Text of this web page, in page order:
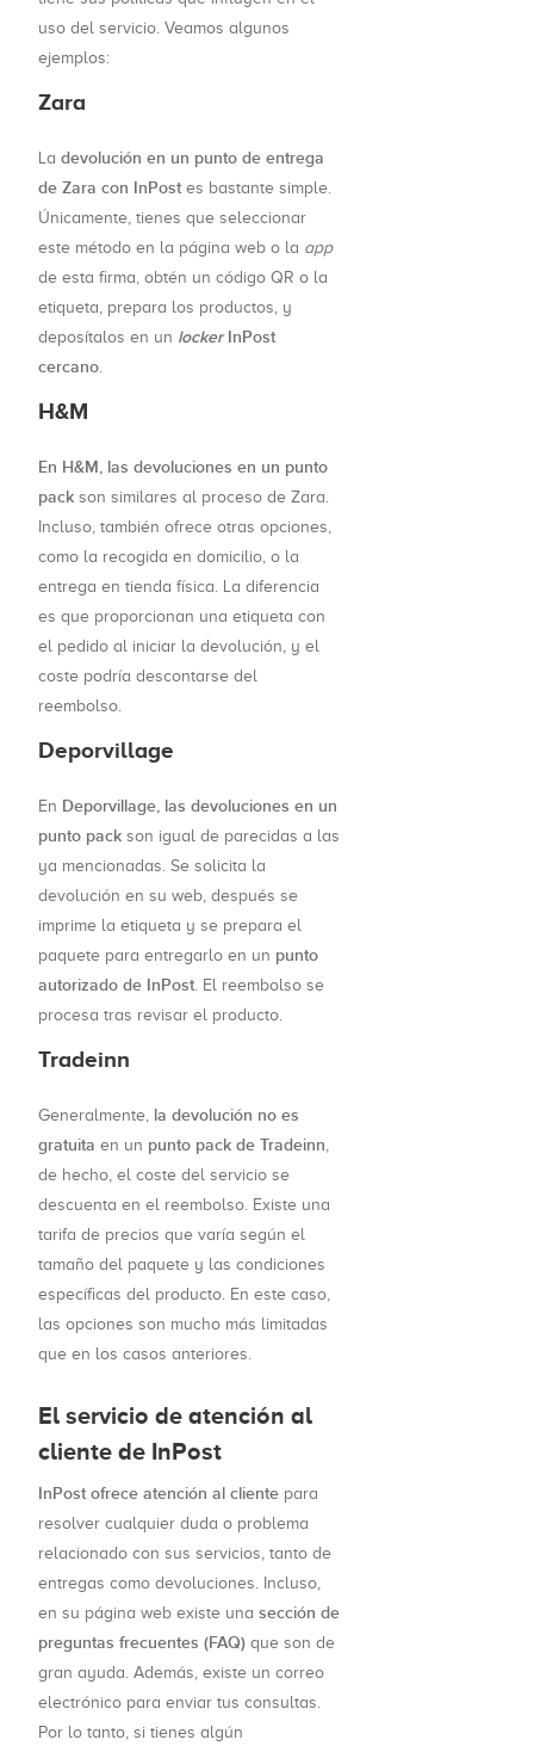
uso del servicio. Veamos algunos
ejemplos:
Zara
La devolución en un punto de entrega
de Zara con InPostes bastante simple.
Únicamente, tienes que seleccionar
este método en la página web o la app
de esta firma, obtén un código QR o la
etiqueta, prepara los productos, y
deposítalos en un lockerInPost
cercano.
H&M
En H&M, las devoluciones en un punto
pack son similares al proceso de Zara.
Incluso, también ofrece otras opciones,
como la recogida en domicilio, o la
entrega en tienda física. La diferencia
es que proporcionan una etiqueta con
el pedido al iniciar la devolución, y el
coste podría descontarse del
reembolso.
Deporvillage
En Deporvillage, las devoluciones en un
punto pack son igual de parecidas a las
ya mencionadas. Se solicita la
devolución en su web, después se
imprime la etiqueta y se prepara el
paquete para entregarlo en un punto
autorizado de InPost. El reembolso se
procesa tras revisar el producto.
Tradeinn
Generalmente, la devolución no es
gratuita en un punto pack de Tradeinn,
de hecho, el coste del servicio se
descuenta en el reembolso. Existe una
tarifa de precios que varía según el
tamaño del paquete y las condiciones
específicas del producto. En este caso,
las opciones son mucho más limitadas
que en los casos anteriores.
El servicio de atención al
cliente de InPost
InPost ofrece atención al cliente para
resolver cualquier duda o problema
relacionado con sus servicios, tanto de
entregas como devoluciones. Incluso,
en su página web existe una sección de
preguntas frecuentes (FAQ) que son de
gran ayuda. Además, existe un correo
electrónico para enviar tus consultas.
Por lo tanto, si tienes algún